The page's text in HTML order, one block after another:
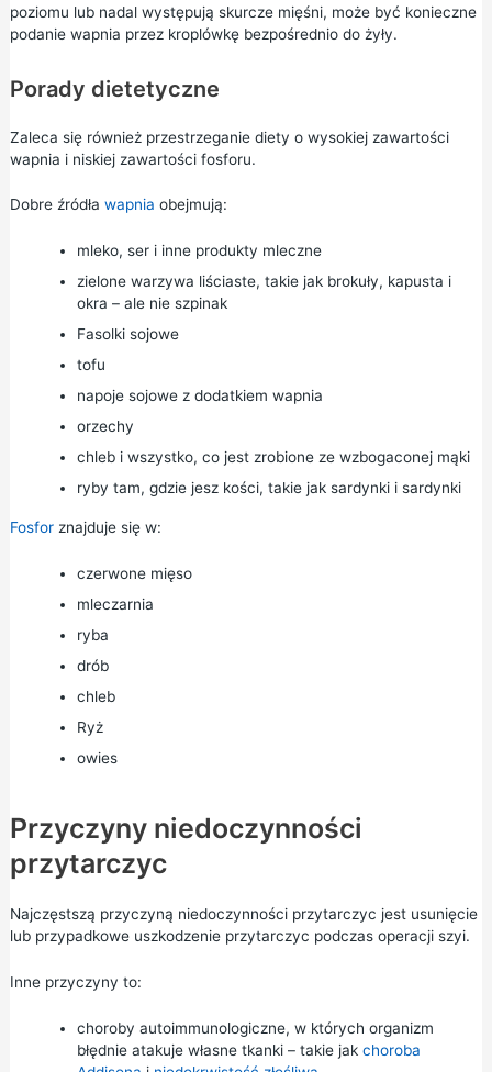
poziomu lub nadal występują skurcze mięśni, może być konieczne
podanie wapnia przez kroplówkę bezpośrednio do żyły.
Porady dietetyczne
Zaleca się również przestrzeganie diety o wysokiej zawartości
wapnia i niskiej zawartości fosforu.
Dobre źródła wapnia obejmują:
mleko, ser i inne produkty mleczne
zielone warzywa liściaste, takie jak brokuły, kapusta i
okra – ale nie szpinak
Fasolki sojowe
tofu
napoje sojowe z dodatkiem wapnia
orzechy
chleb i wszystko, co jest zrobione ze wzbogaconej mąki
ryby tam, gdzie jesz kości, takie jak sardynki i sardynki
Fosforznajduje się w:
czerwone mięso
mleczarnia
ryba
drób
chleb
Ryż
owies
Przyczyny niedoczynności
przytarczyc
Najczęstszą przyczyną niedoczynności przytarczyc jest usunięcie
lub przypadkowe uszkodzenie przytarczyc podczas operacji szyi.
Inne przyczyny to:
choroby autoimmunologiczne, w których organizm
błędnie atakuje własne tkanki – takie jak choroba